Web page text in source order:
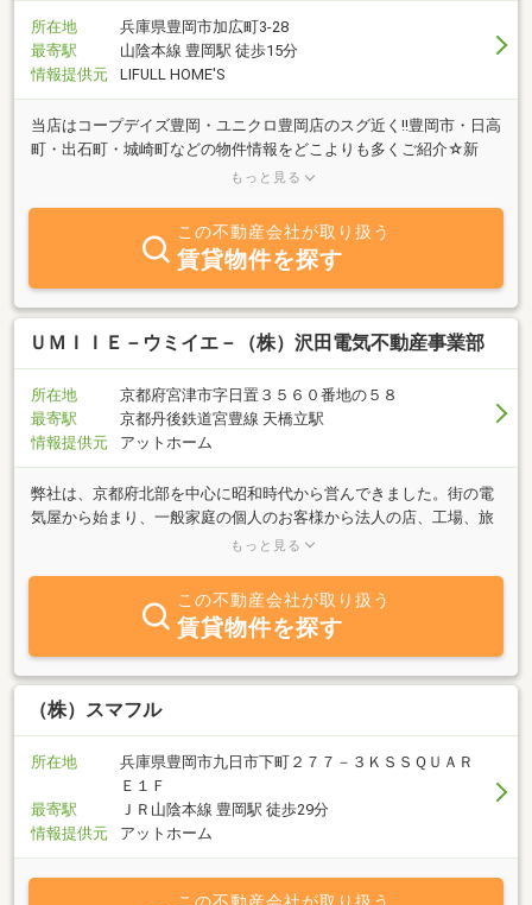
所在地
兵庫県豊岡市加広町3-28
最寄駅
山陰本線 豊岡駅 徒歩15分
情報提供元
LIFULL HOME'S
当店はコープデイズ豊岡・ユニクロ豊岡店のスグ近く!!豊岡市・日高
町・出石町・城崎町などの物件情報をどこよりも多くご紹介☆新
築・敷金礼金ゼロなど様々な物件を取り扱っておりますのでお気軽
もっと見る
この不動産会社が取り扱う
賃貸物件を探す
ＵＭＩＩＥ－ウミイエ－（株）沢田電気不動産事業部
所在地
京都府宮津市字日置３５６０番地の５８
最寄駅
京都丹後鉄道宮豊線 天橋立駅
情報提供元
アットホーム
弊社は、京都府北部を中心に昭和時代から営んできました。街の電
気屋から始まり、一般家庭の個人のお客様から法人の店、工場、旅
館など地域密着を心掛けておりました。そして今後もより多くのお
せて頂きます。大手不動産仲介会社に勤め、都会から田舎のあらゆ
る分野の不動産取引を経験後、地元に戻り、田舎の魅力を発信して
いきたいと思い、不動産事業部を立ち上げました。不動産からの出
会いを大切にさせて頂いております。宮津市の空き家バンク提携業
者、伊根町の空き家バンク提携業者に認定されており、移住者の移
住サポートや田舎暮らしのされたいお客様にワンストップサービス
その物件の提案、まずはお気軽にご相談ください。
もっと見る
この不動産会社が取り扱う
賃貸物件を探す
（株）スマフル
所在地
兵庫県豊岡市九日市下町２７７－３ＫＳＳＱＵＡＲ
Ｅ１Ｆ
最寄駅
ＪＲ山陰本線 豊岡駅 徒歩29分
情報提供元
アットホーム